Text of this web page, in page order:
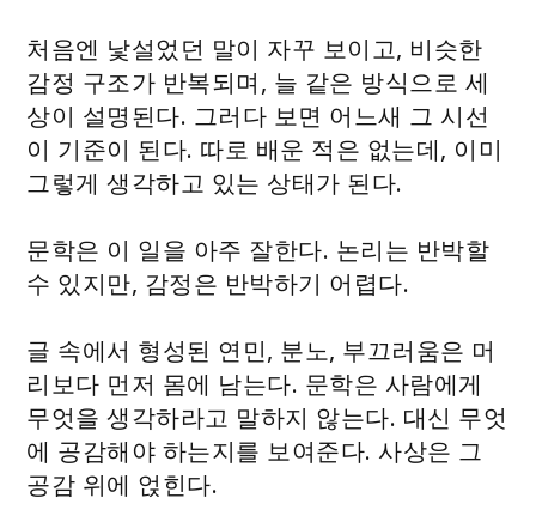
처음엔 낯설었던 말이 자꾸 보이고, 비슷한
감정 구조가 반복되며, 늘 같은 방식으로 세
상이 설명된다. 그러다 보면 어느새 그 시선
이 기준이 된다. 따로 배운 적은 없는데, 이미
그렇게 생각하고 있는 상태가 된다.
문학은 이 일을 아주 잘한다. 논리는 반박할
수 있지만, 감정은 반박하기 어렵다.
글 속에서 형성된 연민, 분노, 부끄러움은 머
리보다 먼저 몸에 남는다. 문학은 사람에게
무엇을 생각하라고 말하지 않는다. 대신 무엇
에 공감해야 하는지를 보여준다. 사상은 그
공감 위에 얹힌다.